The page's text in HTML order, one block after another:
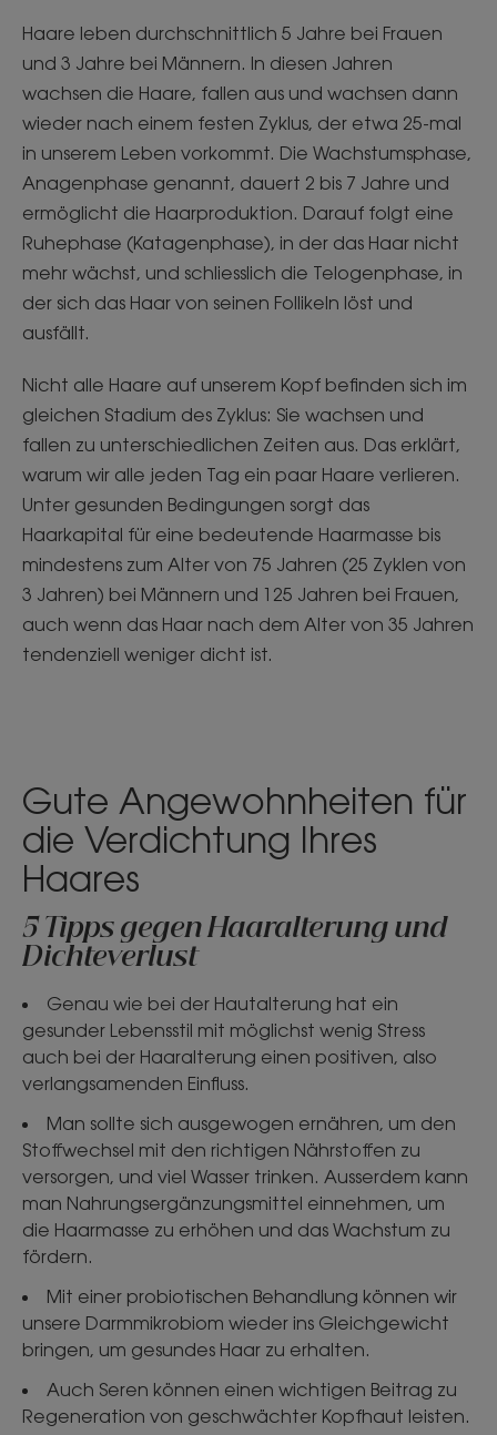
Haare leben durchschnittlich 5 Jahre bei Frauen
und 3 Jahre bei Männern. In diesen Jahren
wachsen die Haare, fallen aus und wachsen dann
wieder nach einem festen Zyklus, der etwa 25-mal
in unserem Leben vorkommt. Die Wachstumsphase,
Anagenphase genannt, dauert 2 bis 7 Jahre und
ermöglicht die Haarproduktion. Darauf folgt eine
Ruhephase (Katagenphase), in der das Haar nicht
mehr wächst, und schliesslich die Telogenphase, in
der sich das Haar von seinen Follikeln löst und
ausfällt.
Nicht alle Haare auf unserem Kopf befinden sich im
gleichen Stadium des Zyklus: Sie wachsen und
fallen zu unterschiedlichen Zeiten aus. Das erklärt,
warum wir alle jeden Tag ein paar Haare verlieren.
Unter gesunden Bedingungen sorgt das
Haarkapital für eine bedeutende Haarmasse bis
mindestens zum Alter von 75 Jahren (25 Zyklen von
3 Jahren) bei Männern und 125 Jahren bei Frauen,
auch wenn das Haar nach dem Alter von 35 Jahren
tendenziell weniger dicht ist.
Gute Angewohnheiten für
die Verdichtung Ihres
Haares
5 Tipps gegen Haaralterung und
Dichteverlust
Genau wie bei der Hautalterung hat ein
gesunder Lebensstil mit möglichst wenig Stress
auch bei der Haaralterung einen positiven, also
verlangsamenden Einfluss.
Man sollte sich ausgewogen ernähren, um den
Stoffwechsel mit den richtigen Nährstoffen zu
versorgen, und viel Wasser trinken. Ausserdem kann
man Nahrungsergänzungsmittel einnehmen, um
die Haarmasse zu erhöhen und das Wachstum zu
fördern.
Mit einer probiotischen Behandlung können wir
unsere Darmmikrobiom wieder ins Gleichgewicht
bringen, um gesundes Haar zu erhalten.
Auch Seren können einen wichtigen Beitrag zu
Regeneration von geschwächter Kopfhaut leisten.